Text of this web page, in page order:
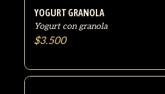
YOGURT GRANOLA
Yogurt con granola
$3.500